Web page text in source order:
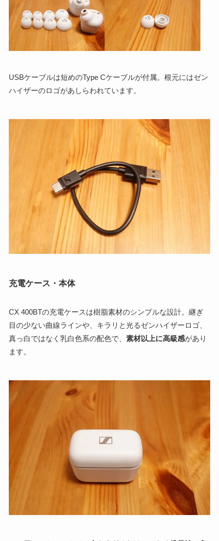
USBケーブルは短めのType Cケーブルが付属。根元にはゼン
ハイザーのロゴがあしらわれています。
充電ケース・本体
CX 400BTの充電ケースは樹脂素材のシンプルな設計。継ぎ
目の少ない曲線ラインや、キラリと光るゼンハイザーロゴ、
真っ白ではなく乳白色系の配色で、 素材以上に高級感があり
ます。